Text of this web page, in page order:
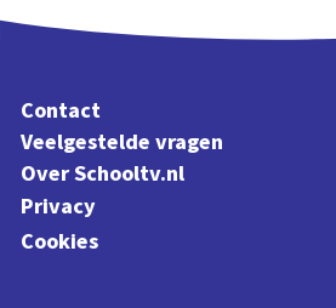
Contact
Veelgestelde vragen
Over Schooltv.nl
Privacy
Cookies